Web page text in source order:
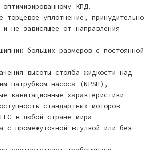
оптимизированному КПД.
торцевое уплотнение, принудительно
и не зависящее от направления
больших размеров с постоянной
высоты столба жидкости над
патрубком насоса (NPSH),
кавитационные характеристики
стандартных моторов
в любой стране мира
с промежуточной втулкой или без